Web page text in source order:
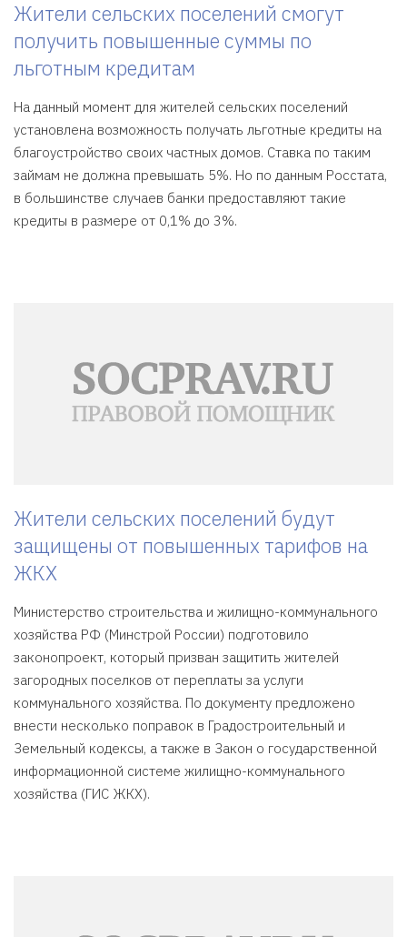
Жители сельских поселений смогут
получить повышенные суммы по
льготным кредитам
На данный момент для жителей сельских поселений
установлена возможность получать льготные кредиты на
благоустройство своих частных домов. Ставка по таким
займам не должна превышать 5%. Но по данным Росстата,
в большинстве случаев банки предоставляют такие
кредиты в размере от 0,1% до 3%.
Жители сельских поселений будут
защищены от повышенных тарифов на
ЖКХ
Министерство строительства и жилищно-коммунального
хозяйства РФ (Минстрой России) подготовило
законопроект, который призван защитить жителей
загородных поселков от переплаты за услуги
коммунального хозяйства. По документу предложено
внести несколько поправок в Градостроительный и
Земельный кодексы, а также в Закон о государственной
информационной системе жилищно-коммунального
хозяйства (ГИС ЖКХ).